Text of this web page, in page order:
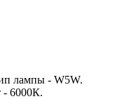
лампы - W5W.
- 6000К.